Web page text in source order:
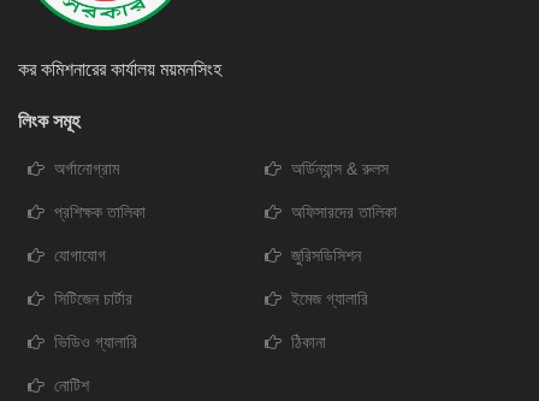
কর কমিশনারের কার্যালয় ময়মনসিংহ
লিংক সমূহ
অর্গানোগ্রাম অর্ডিন্যান্স & রুলস
প্রশিক্ষক তালিকা অফিসারদের তালিকা
যোগাযোগ জুরিসডিসিশন
সিটিজেন চার্টার ইমেজ গ্যালারি
ভিডিও গ্যালারি ঠিকানা
নোটিশ